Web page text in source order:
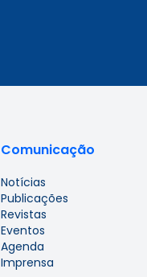
Comunicação
Notícias
Publicações
Revistas
Eventos
Agenda
Imprensa